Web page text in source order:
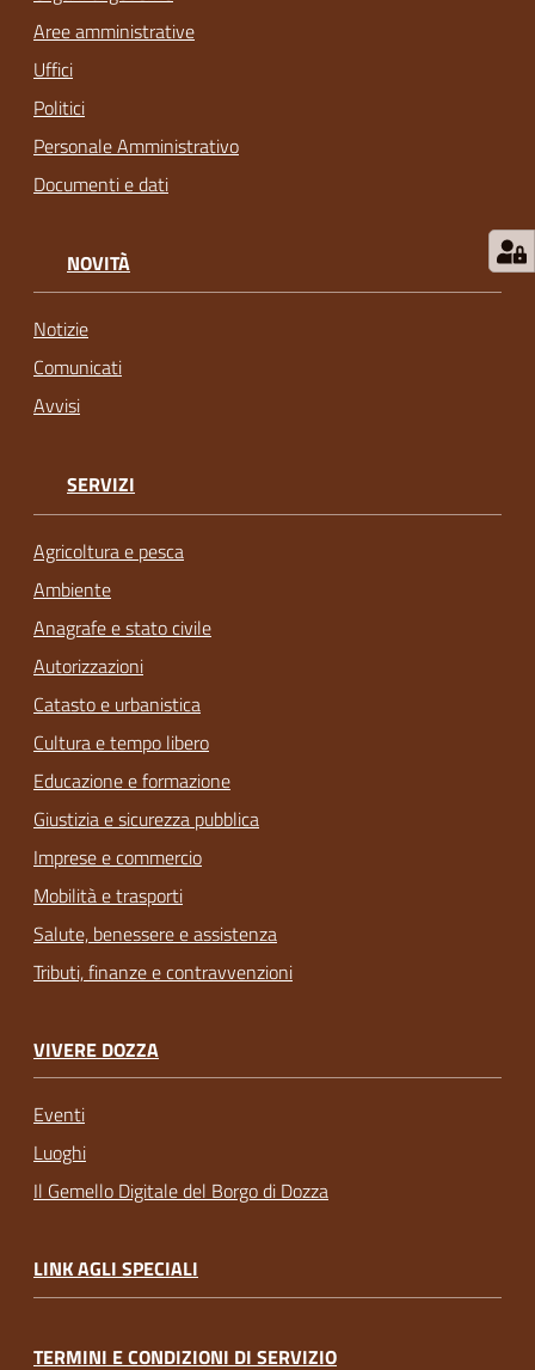
Aree amministrative
Uffici
Politici
Personale Amministrativo
Documenti e dati
NOVITÀ
Notizie
Comunicati
Avvisi
SERVIZI
Agricoltura e pesca
Ambiente
Anagrafe e stato civile
Autorizzazioni
Catasto e urbanistica
Cultura e tempo libero
Educazione e formazione
Giustizia e sicurezza pubblica
Imprese e commercio
Mobilità e trasporti
Salute, benessere e assistenza
Tributi, finanze e contravvenzioni
VIVERE DOZZA
Eventi
Luoghi
Il Gemello Digitale del Borgo di Dozza
LINK AGLI SPECIALI
TERMINI E CONDIZIONI DI SERVIZIO